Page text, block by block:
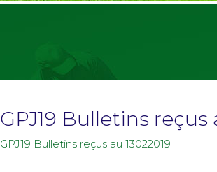
GPJ19 Bulletins reçus
GPJ19 Bulletins reçus au 13022019